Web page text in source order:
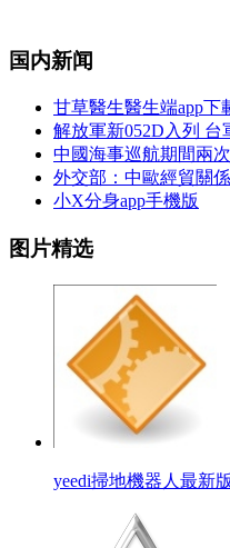
国内新闻
甘草醫生醫生端app下
解放軍新052D入列 台
中國海事巡航期間兩
外交部：中歐經貿關
小X分身app手機版
图片精选
yeedi掃地機器人最新版